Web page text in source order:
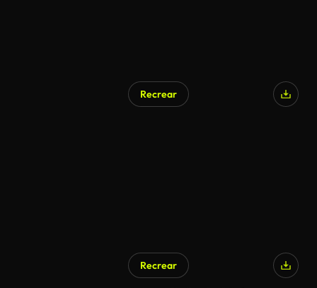
Recrear
Recrear